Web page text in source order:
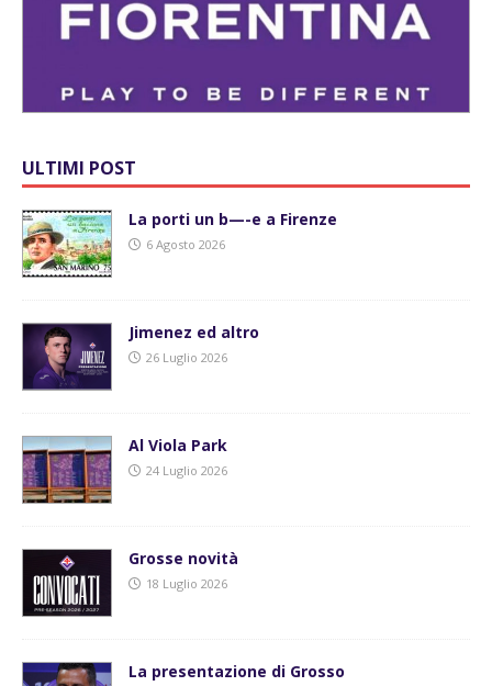
ULTIMI POST
La porti un b—-e a Firenze
6 Agosto 2026
Jimenez ed altro
26 Luglio 2026
Al Viola Park
24 Luglio 2026
Grosse novità
18 Luglio 2026
La presentazione di Grosso